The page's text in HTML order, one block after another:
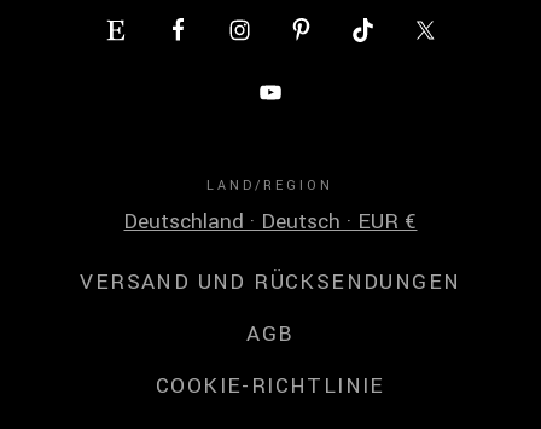
LAND/REGION
Deutschland · Deutsch · EUR €
VERSAND UND RÜCKSENDUNGEN
AGB
COOKIE-RICHTLINIE